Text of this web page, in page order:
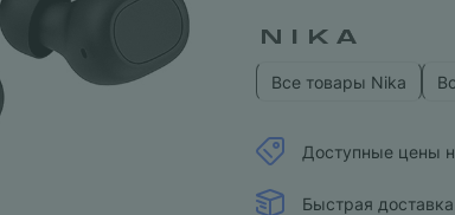
Все товары Nika
Доступные цены
Быстрая